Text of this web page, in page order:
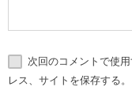
次回のコメントで使
レス、サイトを保存する。